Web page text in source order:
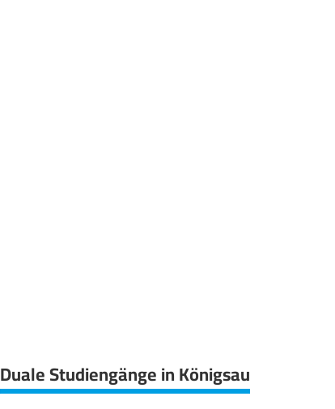
Duale Studiengänge in Königsau